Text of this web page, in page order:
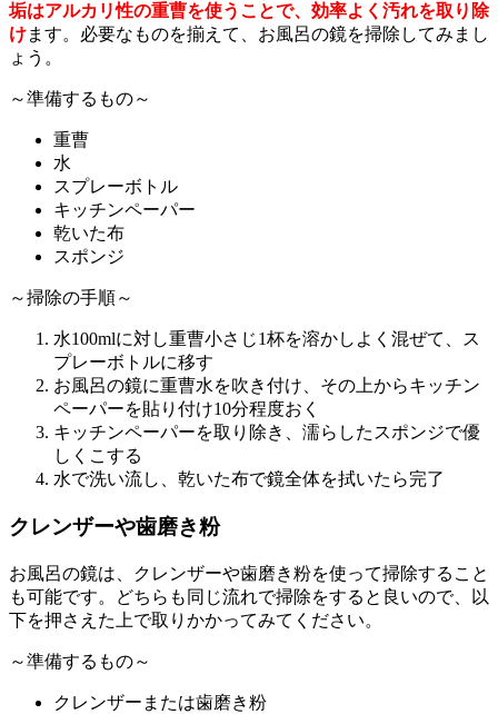
垢はアルカリ性の重曹を使うことで、効率よく汚れを取り除
けます。必要なものを揃えて、お風呂の鏡を掃除してみまし
ょう。
～準備するもの～
重曹
水
スプレーボトル
キッチンペーパー
乾いた布
スポンジ
～掃除の手順～
水100mlに対し重曹小さじ1杯を溶かしよく混ぜて、ス
プレーボトルに移す
お風呂の鏡に重曹水を吹き付け、その上からキッチン
ペーパーを貼り付け10分程度おく
キッチンペーパーを取り除き、濡らしたスポンジで優
しくこする
水で洗い流し、乾いた布で鏡全体を拭いたら完了
クレンザーや歯磨き粉
お風呂の鏡は、クレンザーや歯磨き粉を使って掃除すること
も可能です。どちらも同じ流れで掃除をすると良いので、以
下を押さえた上で取りかかってみてください。
～準備するもの～
クレンザーまたは歯磨き粉